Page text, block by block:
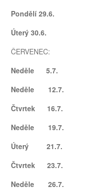
Pondělí 29.6.
Úterý 30.6.
ČERVENEC:
Neděle 5.7.
Neděle 12.7.
Čtvrtek 16.7.
Neděle 19.7.
Úterý 21.7.
Čtvrtek 23.7.
Neděle 26.7.